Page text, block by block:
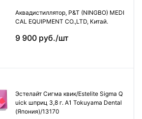
Аквадистиллятор, P&T (NINGBO) MEDI
CAL EQUIPMENT CO.,LTD, Китай.
9 900 руб./шт
Эстелайт Сигма квик/Estelite Sigma Q
uick шприц 3,8 г. А1 Tokuyama Dental
(Япония)/13170